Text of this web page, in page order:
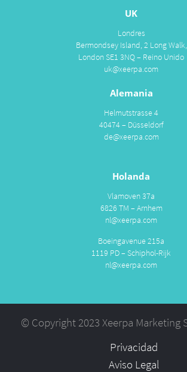
UK
Londres
Bermondsey Island, 2 Long Walk,
London SE1 3NQ – Reino Unido
uk@xeerpa.com
Alemania
Helmutstrasse 4
40474 – Düsseldorf
de@xeerpa.com
Holanda
Vlamoven 37a
6826 TM – Arnhem
nl@xeerpa.com
Boeingavenue 215a
1119 PD – Schiphol-Rijk
nl@xeerpa.com
© Copyright 2023 Xeerpa Marketing
Privacidad
Aviso Legal